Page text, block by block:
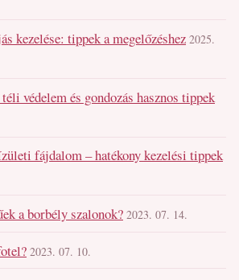
kezelése: tippek a megelőzéshez 2025.
védelem és gondozás hasznos tippek
fájdalom – hatékony kezelési tippek
a borbély szalonok? 2023. 07. 14.
2023. 07. 10.